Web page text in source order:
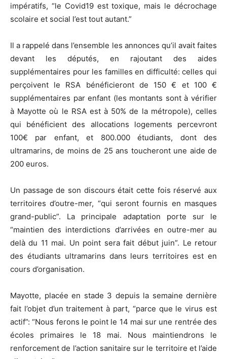
impératifs, “le Covid19 est toxique, mais le décrochage
scolaire et social l’est tout autant.”
Il a rappelé dans l’ensemble les annonces qu’il avait faites
devant les députés, en rajoutant des aides
supplémentaires pour les familles en difficulté: celles qui
perçoivent le RSA bénéficieront de 150 € et 100 €
supplémentaires par enfant (les montants sont à vérifier
à Mayotte où le RSA est à 50% de la métropole), celles
qui bénéficient des allocations logements percevront
100€ par enfant, et 800.000 étudiants, dont des
ultramarins, de moins de 25 ans toucheront une aide de
200 euros.
Un passage de son discours était cette fois réservé aux
territoires d’outre-mer, “qui seront fournis en masques
grand-public”. La principale adaptation porte sur le
“maintien des interdictions d’arrivées en outre-mer au
delà du 11 mai. Un point sera fait début juin”. Le retour
des étudiants ultramarins dans leurs territoires est en
cours d’organisation.
Mayotte, placée en stade 3 depuis la semaine dernière
fait l’objet d’un traitement à part, “parce que le virus est
actif”: “Nous ferons le point le 14 mai sur une rentrée des
écoles primaires le 18 mai. Nous maintiendrons le
renforcement de l’action sanitaire sur le territoire et l’aide